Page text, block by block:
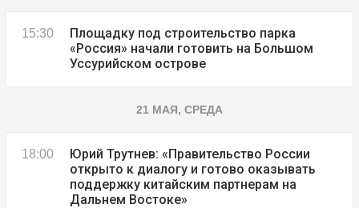
15:30
Площадку под строительство парка
«Россия» начали готовить на Большом
Уссурийском острове
21 МАЯ, СРЕДА
18:00
Юрий Трутнев: «Правительство России
открыто к диалогу и готово оказывать
поддержку китайским партнерам на
Дальнем Востоке»